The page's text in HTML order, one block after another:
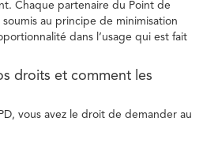
Chaque partenaire du Point de
au principe de minimisation
dans l’usage qui est fait
droits et comment les
vous avez le droit de demander au